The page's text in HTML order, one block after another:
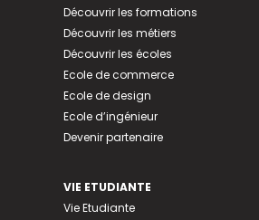
Découvrir les formations
Découvrir les métiers
Découvrir les écoles
Ecole de commerce
Ecole de design
Ecole d’ingénieur
Devenir partenaire
VIE ETUDIANTE
Vie Etudiante